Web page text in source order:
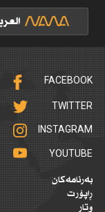
FACEBOOK
TWITTER
INSTAGRAM
YOUTUBE
بەرنامەکان
ڕاپۆرت
وتار